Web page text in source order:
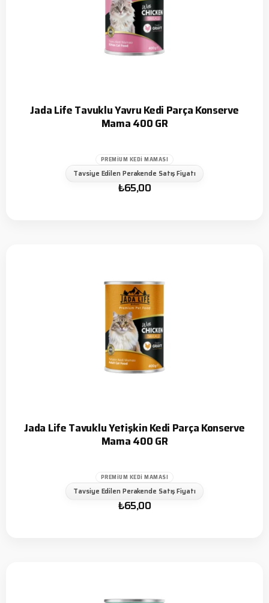
Jada Life Tavuklu Yavru Kedi Parça Konserve
Mama 400 GR
PREMIUM KEDI MAMASI
Tavsiye Edilen Perakende Satış Fiyatı
₺65,00
Jada Life Tavuklu Yetişkin Kedi Parça Konserve
Mama 400 GR
PREMIUM KEDI MAMASI
Tavsiye Edilen Perakende Satış Fiyatı
₺65,00